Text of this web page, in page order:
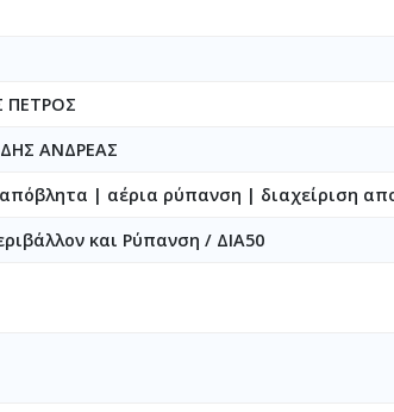
ΠΕΤΡΟΣ
ΑΝΔΡΕΑΣ
| αέρια ρύπανση | διαχείριση
και Ρύπανση / ΔΙΑ50